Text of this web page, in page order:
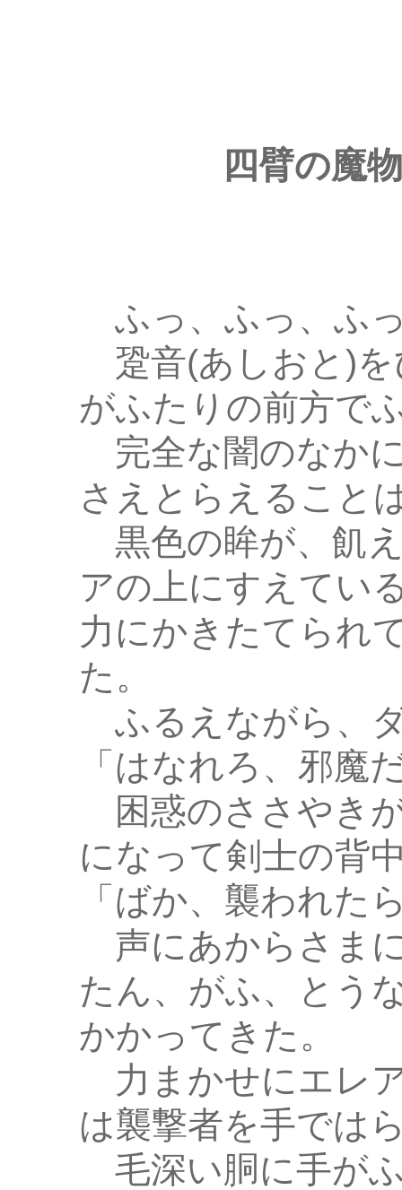
四臂の魔物
ふっ、ふっ、ふ
跫音(あしおと)を
がふたりの前方で
完全な闇のなか
さえとらえること
黒色の眸が、飢
アの上にすえてい
力にかきたてられ
た。
ふるえながら、
「はなれろ、邪魔
困惑のささやき
になって剣士の背
「ばか、襲われた
声にあからさま
たん、がふ、とう
かかってきた。
力まかせにエレ
は襲撃者を手では
毛深い胴に手が